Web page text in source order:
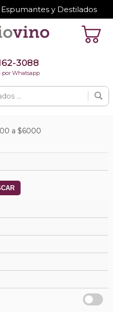
y Destilados
3088
por Whatsapp
a $6000